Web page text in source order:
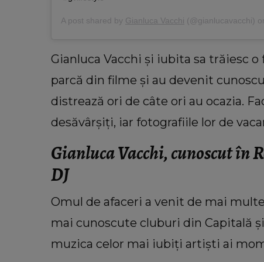
A post shared by Gianluca Vacchi (@gianlucavacchi)
Gianluca Vacchi şi iubita sa trăiesc
parcă din filme și au devenit
distrează ori de câte ori au ocazia.
desăvârșiți, iar fotografiile lor de
Gianluca Vacchi, cunoscut în
DJ
Omul de afaceri a venit de mai
mai cunoscute cluburi din Capitală
muzica celor mai iubiți artiști ai